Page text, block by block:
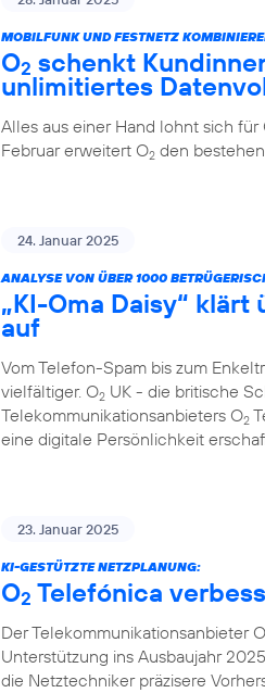
MOBILFUNK UND FESTNETZ
O2 schenkt
unlimitiertes
Alles aus einer Hand lohnt sich für
Februar erweitert O2 den
24. Januar 2025
ANALYSE VON ÜBER 1000
„KI-Oma Daisy“
auf
Vom Telefon-Spam bis zum
vielfältiger. O2 UK - die britische
Telekommunikationsanbieters O2
eine digitale Persönlichkeit
23. Januar 2025
KI-GESTÜTZTE NETZPLANUNG:
O2 Telefónica
Der Telekommunikationsanbieter O
Unterstützung ins Ausbaujahr
die Netztechniker präzisere